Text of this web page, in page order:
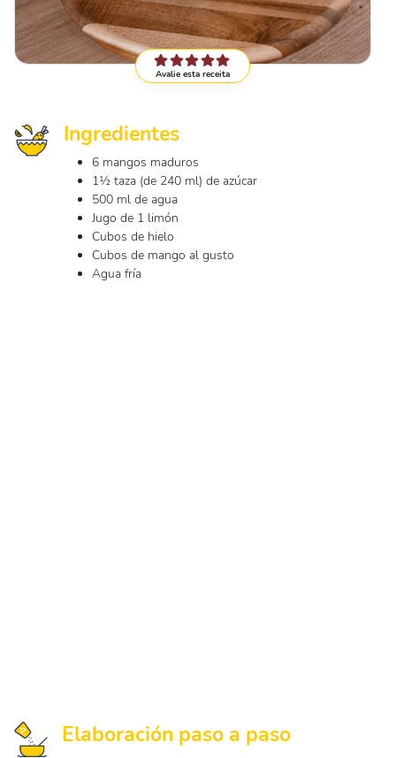
Avalie esta receita
Ingredientes
6 mangos maduros
1½ taza (de 240 ml) de azúcar
500 ml de agua
Jugo de 1 limón
Cubos de hielo
Cubos de mango al gusto
Agua fría
Elaboración paso a paso